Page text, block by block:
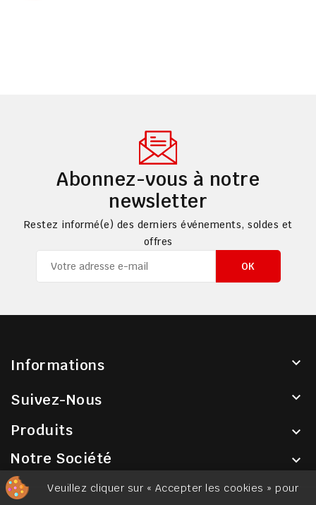
Abonnez-vous à notre
newsletter
Restez informé(e) des derniers événements, soldes et
offres
Informations 
Suivez-Nous 
Veuillez cliquer sur « Accepter les cookies » pour
Produits 
Notre Société 